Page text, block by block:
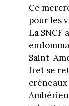
Ce
pour les
La SNCF
Saint-
fret se